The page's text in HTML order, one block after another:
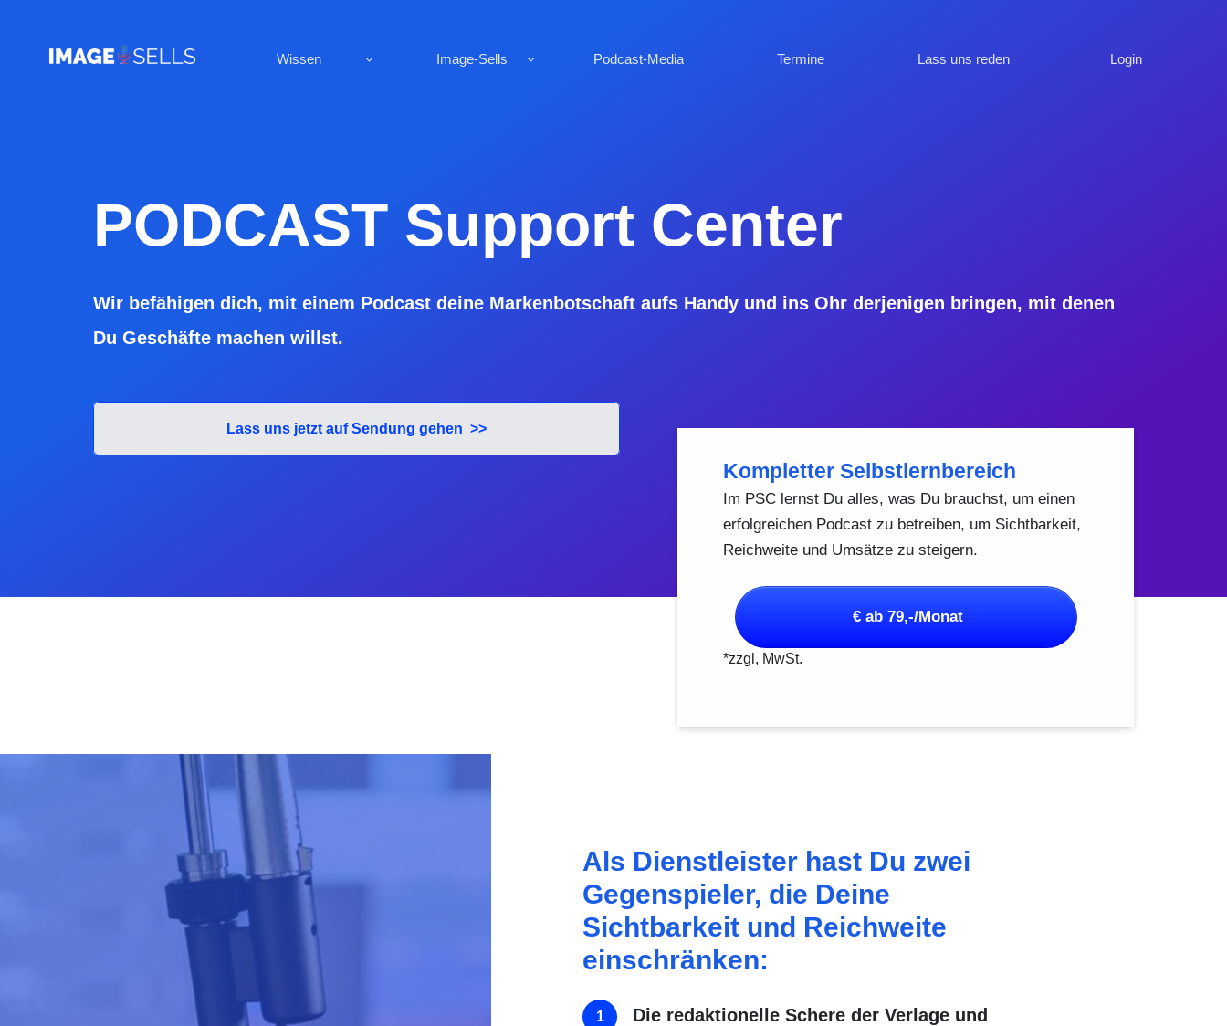
Wissen Image-Sells Podcast-Media Termine Lass uns reden Login
PODCAST Support Center
Wir befähigen dich, mit einem Podcast deine Markenbotschaft aufs Handy und ins Ohr derjenigen bringen, mit denen
Du Geschäfte machen willst.
Lass uns jetzt auf Sendung gehen >>
Kompletter Selbstlernbereich
Im PSC lernst Du alles, was Du brauchst, um einen
erfolgreichen Podcast zu betreiben, um Sichtbarkeit,
Reichweite und Umsätze zu steigern.
€ ab 79,-/Monat
*zzgl, MwSt.
Als Dienstleister hast Du zwei
Gegenspieler, die Deine
Sichtbarkeit und Reichweite
einschränken:
Die redaktionelle Schere der Verlage und